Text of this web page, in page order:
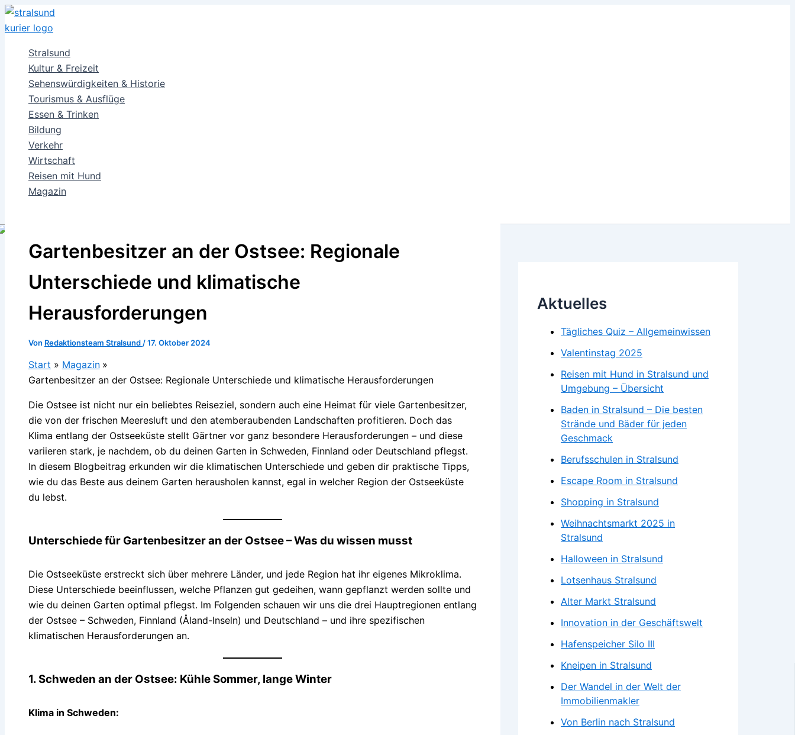
Zum
Inhalt
Stralsund
Kultur & Freizeit
Sehenswürdigkeiten & Historie
Tourismus & Ausflüge
Essen & Trinken
Bildung
Verkehr
Wirtschaft
Reisen mit Hund
Magazin
Gartenbesitzer an der Ostsee: Regionale
Unterschiede und klimatische
Herausforderungen
Von Redaktionsteam Stralsund /17. Oktober 2024
Start
Magazin
Gartenbesitzer an der Ostsee: Regionale Unterschiede und klimatische Herausforderungen
Die Ostsee ist nicht nur ein beliebtes Reiseziel, sondern auch eine Heimat für viele Gartenbesitzer,
die von der frischen Meeresluft und den atemberaubenden Landschaften profitieren. Doch das
Klima entlang der Ostseeküste stellt Gärtner vor ganz besondere Herausforderungen – und diese
variieren stark, je nachdem, ob du deinen Garten in Schweden, Finnland oder Deutschland pflegst.
In diesem Blogbeitrag erkunden wir die klimatischen Unterschiede und geben dir praktische Tipps,
wie du das Beste aus deinem Garten herausholen kannst, egal in welcher Region der Ostseeküste
du lebst.
Unterschiede für Gartenbesitzer an der Ostsee – Was du wissen musst
Die Ostseeküste erstreckt sich über mehrere Länder, und jede Region hat ihr eigenes Mikroklima.
Diese Unterschiede beeinflussen, welche Pflanzen gut gedeihen, wann gepflanzt werden sollte und
wie du deinen Garten optimal pflegst. Im Folgenden schauen wir uns die drei Hauptregionen entlang
der Ostsee – Schweden, Finnland (Åland-Inseln) und Deutschland – und ihre spezifischen
klimatischen Herausforderungen an.
1. Schweden an der Ostsee: Kühle Sommer, lange Winter
Klima in Schweden:
Aktuelles
Tägliches Quiz – Allgemeinwissen
Valentinstag 2025
Reisen mit Hund in Stralsund und
Umgebung – Übersicht
Baden in Stralsund – Die besten
Strände und Bäder für jeden
Geschmack
Berufsschulen in Stralsund
Escape Room in Stralsund
Shopping in Stralsund
Weihnachtsmarkt 2025 in
Stralsund
Halloween in Stralsund
Lotsenhaus Stralsund
Alter Markt Stralsund
Innovation in der Geschäftswelt
Hafenspeicher Silo III
Kneipen in Stralsund
Der Wandel in der Welt der
Immobilienmakler
Von Berlin nach Stralsund